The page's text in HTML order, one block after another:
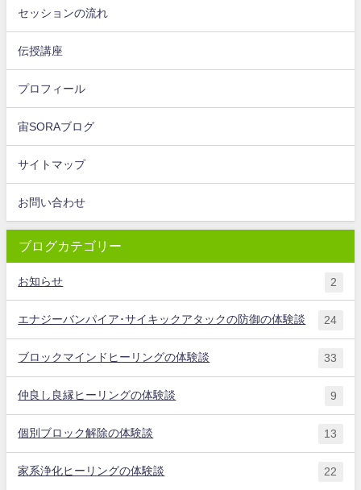
セッションの流れ
伝授講座
プロフィール
宙SORAブログ
サイトマップ
お問い合わせ
ブログカテゴリー
お知らせ 2
エナジーバンパイア･サイキックアタックの防御の体験談 24
ブロックマインドヒーリングの体験談 33
仲良し良縁ヒーリングの体験談 9
個別ブロック解除の体験談 13
家系浄化ヒーリングの体験談 22